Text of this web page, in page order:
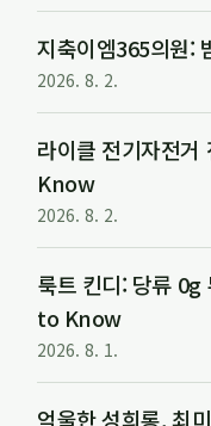
지축이엠365의원:
2026. 8. 2.
라이클 전기자전
Know
2026. 8. 2.
룩트 킨디: 당류
to Know
2026. 8. 1.
억울한 성희롱, 최